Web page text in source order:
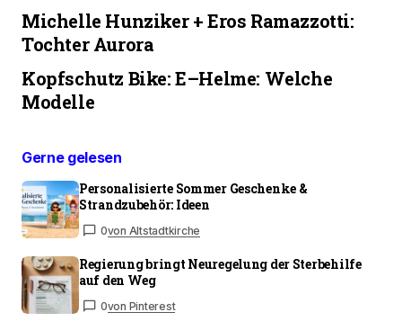
Michelle Hunziker + Eros Ramazzotti:
Tochter Aurora
Kopfschutz Bike: E–Helme: Welche
Modelle
Gerne gelesen
Personalisierte Sommer Geschenke &
Strandzubehör: Ideen
0von Altstadtkirche
Regierung bringt Neuregelung der Sterbehilfe
auf den Weg
0von Pinterest